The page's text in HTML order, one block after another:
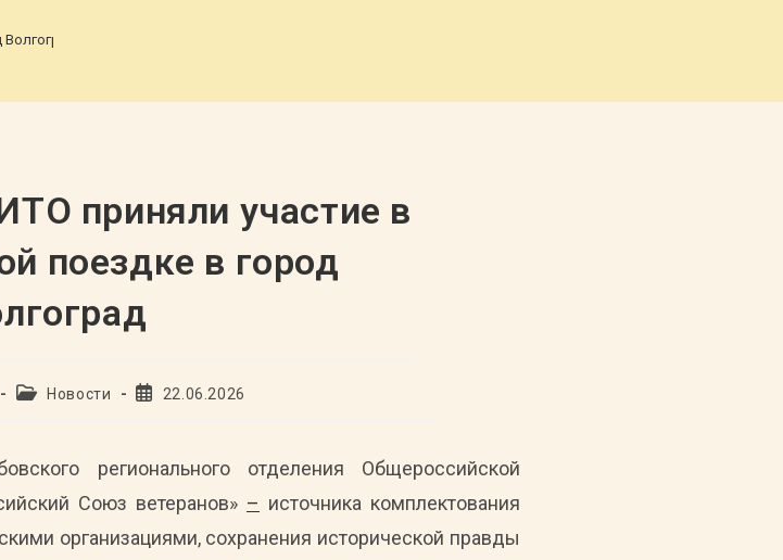
приняли участие в
поездке в город
РубрикаНовости
Запись22.06.2026
регионального отделения Общероссийской
Союз ветеранов» – источника комплектования
организациями, сохранения исторической правды